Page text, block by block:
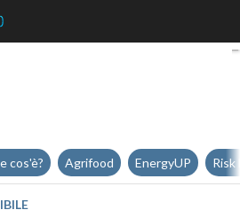
Stampa tessile sostenibile:
cos'è? Agrifood EnergyUP Risk